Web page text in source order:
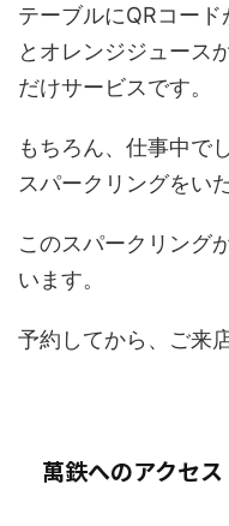
テーブルにQRコー
とオレンジジュース
だけサービスです。
もちろん、仕事中で
スパークリングをい
このスパークリング
います。
予約してから、ご来
萬鉄へのアクセス